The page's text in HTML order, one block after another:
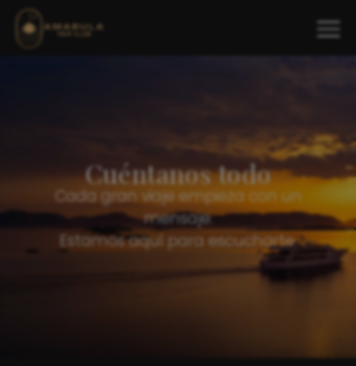
Cuéntanos todo
Cada gran viaje empieza con un
mensaje.
Estamos aquí para escucharte.